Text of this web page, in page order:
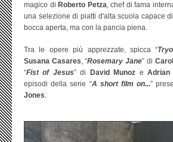
magico di Roberto Petza, chef di fama
una selezione di piatti d'alta scuola capace
bocca aperta, ma con la pancia piena.
Tra le opere più apprezzate, spicca “
Susana Casares, “Rosemary Jane” di
“Fist of Jesus” di David Munoz eAdrian
episodi della serie “A short film on...”
Jones.